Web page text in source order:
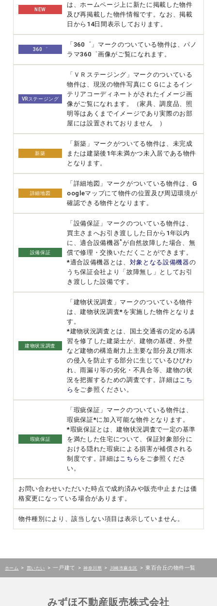
NEW
は、ホームページ上に新たに掲載した物件
及び再掲載した物件情報です。なお、掲載
日から14日間表示しております。
360゜
「360゜」マークのついている物件は、パノ
ラマ360゜画像がご覧になれます。
VRステージング
「ＶＲステージング」マークのついている
物件は、現況の物件写真にＣＧによるイン
テリアコーディネートがされたイメージ画
像がご覧になれます。（家具、調度品、照
明等はあくまでイメージであり実際のお部
屋には設置されておりません ）
新築
「新築」マークがついてる物件は、未完成
または建築後1年未満かつ未入居である物件
となります。
詳細地図
「詳細地図」マークがついている物件は、G
oogleマップにて物件の位置及び周辺環境が
確認できる物件となります。
設備保証
「設備保証」マークのついている物件は、
買主さまへお引き渡しした日から1年以内
に、適合設備機器*が自然故障した場合、無
償で修理・交換いただくことができます。
*適合設備機器とは、 対象となる設備機器の
うち保証会社より「故障無し」としてお引
き渡しした設備です。
建物状況調査
「建物状況調査」マークのついている物件
は、建物状況調査*を実施した物件となりま
す。
*建物状況調査とは、国土交通省の定める講
習を修了した建築士が、建物の基礎、外壁
など建物の構造耐力上主要な部分及び雨水
の侵入を防止する部分に生じているひびわ
れ、雨漏り等の劣化・不具合等、建物の状
況を把握するための調査です。詳細は こち
ら をご参照ください。
瑕疵保証
「瑕疵保証」マークのついている物件は、
瑕疵保証*に加入可能な物件となります。
*瑕疵保証とは、建物状況調査で一定の基準
を満たした住宅について、保証対象部分に
おける隠れた瑕疵による損害が補償される
制度です。詳細は こちら をご参照くださ
い。
お問い合わせいただいた時点で成約済みや販売中止または価
格変更になっている場合があります。
物件種別により、該当しない項目は表示していません。
ホーム > 買いたい > 一戸建て > 神奈川県 > 川崎市麻生区 > 東百合丘の物件一覧
みずほ不動産販売株式会社